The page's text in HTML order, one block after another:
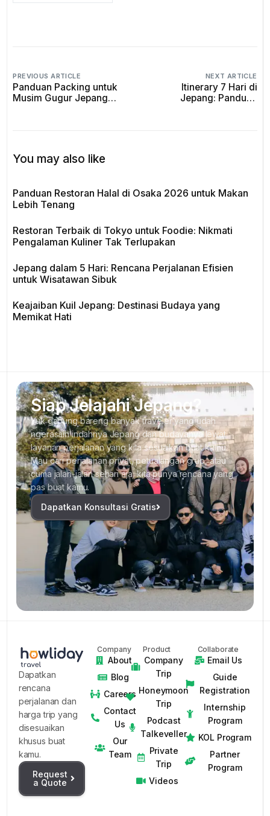
PREVIOUS ARTICLE
Panduan Packing untuk
Musim Gugur Jepang
NEXT ARTICLE
Itinerary 7 Hari di
Jepang: Panduan
You may also like
Panduan Restoran Halal di Osaka 2026 untuk Makan
Lebih Tenang
Restoran Terbaik di Tokyo untuk Foodie: Nikmati
Pengalaman Kuliner Tak Terlupakan
Jepang dalam 5 Hari: Rencana Perjalanan Efisien
untuk Wisatawan Sibuk
Keajaiban Kuil Jepang: Destinasi Budaya yang
Memikat Hati
Siap Jelajahi Jepang?
Yuk gabung bareng banyak traveler yang udah
ngerasain indahnya Jepang dan budayanya lewat
layanan perjalanan yang kita sesuaikan buat kamu.
Mau cari perjalanan privat, petualangan grup, atau
cuma jalan-jalan sehari aja, kita punya rencana yang
pas buat kamu.
Dapatkan Konsultasi Gratis
Dapatkan
rencana
perjalanan dan
harga trip yang
disesuaikan
khusus buat
kamu.
Request
a Quote
Company
About
Blog
Careers
Contact
Us
Our
Team
Product
Company
Trip
Honeymoon
Trip
Podcast
Talkeveller
Private
Trip
Videos
Collaborate
Email Us
Guide
Registration
Internship
Program
KOL Program
Partner
Program